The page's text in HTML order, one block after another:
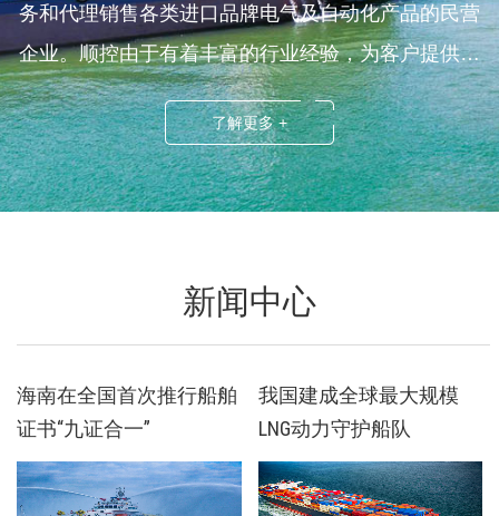
务和代理销售各类进口品牌电气及自动化产品的民营
企业。顺控由于有着丰富的行业经验，为客户提供从
全套电控解决方案到元器件分销等灵活的服务范围，
目前，主要业务领域范围涉及机械制造行业、船舶、
电力、石化、啤酒业、医药、食品加工、市政工程等
几十个行业。 一站式船舶设备解决方案对于船舶制
备件供应商无疑是重中之重。我们公司历经近10年的
了解更多 +
新闻中心
海南在全国首次推行船舶
证书“九证合一”
我国建成全球最大规模
LNG动力守护船队